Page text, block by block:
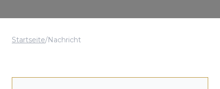
Startseite/Nachricht